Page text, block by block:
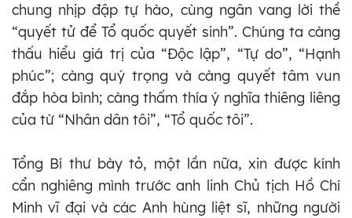
chung nhịp đập tự hào, cùng ngân vang lời thề
“quyết tử để Tổ quốc quyết sinh”. Chúng ta càng
thấu hiểu giá trị của “Độc lập”, “Tự do”, “Hạnh
phúc”; càng quý trọng và càng quyết tâm vun
đắp hòa bình; càng thấm thía ý nghĩa thiêng liêng
của từ “Nhân dân tôi”, “Tổ quốc tôi”.
Tổng Bí thư bày tỏ, một lần nữa, xin được kính
cẩn nghiêng mình trước anh linh Chủ tịch Hồ Chí
Minh vĩ đại và các Anh hùng liệt sĩ, những người